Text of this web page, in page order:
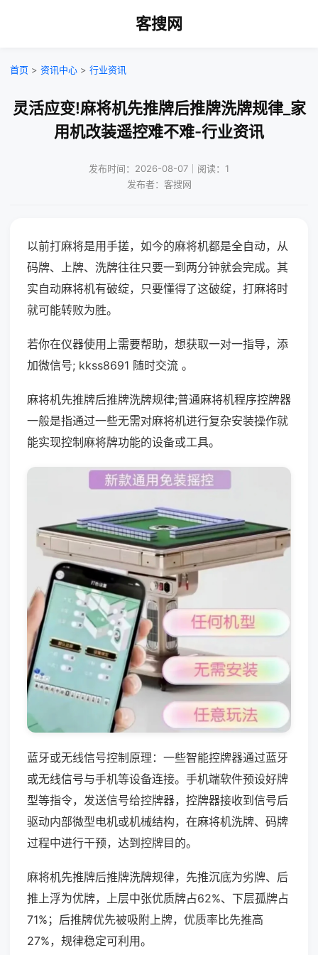
客搜网
首页 > 资讯中心 > 行业资讯
灵活应变!麻将机先推牌后推牌洗牌规律_家
用机改装遥控难不难-行业资讯
发布时间：2026-08-07｜阅读：1
发布者：客搜网
以前打麻将是用手搓，如今的麻将机都是全自动，从
码牌、上牌、洗牌往往只要一到两分钟就会完成。其
实自动麻将机有破绽，只要懂得了这破绽，打麻将时
就可能转败为胜。
若你在仪器使用上需要帮助，想获取一对一指导，添
加微信号; kkss8691 随时交流 。
麻将机先推牌后推牌洗牌规律;普通麻将机程序控牌器
一般是指通过一些无需对麻将机进行复杂安装操作就
能实现控制麻将牌功能的设备或工具。
蓝牙或无线信号控制原理：一些智能控牌器通过蓝牙
或无线信号与手机等设备连接。手机端软件预设好牌
型等指令，发送信号给控牌器，控牌器接收到信号后
驱动内部微型电机或机械结构，在麻将机洗牌、码牌
过程中进行干预，达到控牌目的。
麻将机先推牌后推牌洗牌规律，先推沉底为劣牌、后
推上浮为优牌，上层中张优质牌占62%、下层孤牌占
71%；后推牌优先被吸附上牌，优质率比先推高
27%，规律稳定可利用。